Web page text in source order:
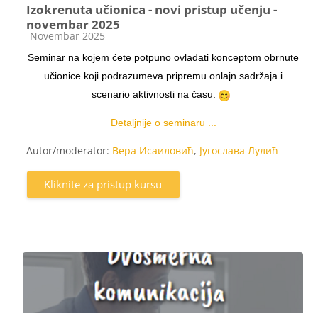
Izokrenuta učionica - novi pristup učenju -
novembar 2025
Kategorija kursa
Novembar 2025
Seminar na kojem ćete potpuno ovladati konceptom obrnute
učionice koji podrazumeva pripremu onlajn sadržaja i
scenario aktivnosti na času.
Detaljnije o seminaru ...
Autor/moderator: Вера Исаиловић, Југослава Лулић
Kliknite za pristup kursu